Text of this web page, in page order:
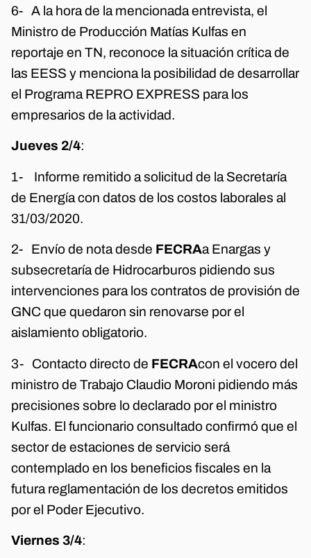
6- A la hora de la mencionada entrevista, el
Ministro de Producción Matías Kulfas en
reportaje en TN, reconoce la situación crítica de
las EESS y menciona la posibilidad de desarrollar
el Programa REPRO EXPRESS para los
empresarios de la actividad.
Jueves 2/4:
1- Informe remitido a solicitud de la Secretaría
de Energía con datos de los costos laborales al
31/03/2020.
2- Envío de nota desde FECRAa Enargas y
subsecretaría de Hidrocarburos pidiendo sus
intervenciones para los contratos de provisión de
GNC que quedaron sin renovarse por el
aislamiento obligatorio.
3- Contacto directo de FECRAcon el vocero del
ministro de Trabajo Claudio Moroni pidiendo más
precisiones sobre lo declarado por el ministro
Kulfas. El funcionario consultado confirmó que el
sector de estaciones de servicio será
contemplado en los beneficios fiscales en la
futura reglamentación de los decretos emitidos
por el Poder Ejecutivo.
Viernes 3/4: